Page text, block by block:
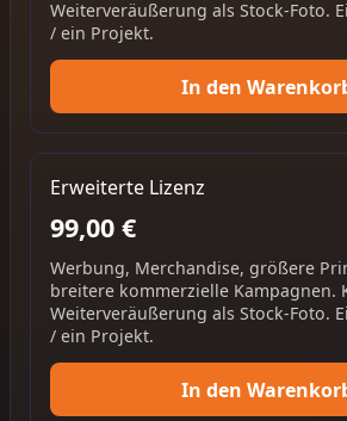
Weiterveräußerung als Stock-Foto.
/ ein Projekt.
In den
Erweiterte Lizenz
99,00 €
Werbung, Merchandise, größere
breitere kommerzielle Kampagnen.
Weiterveräußerung als Stock-Foto.
/ ein Projekt.
In den